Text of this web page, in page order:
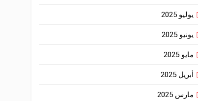
يوليو 2025
يونيو 2025
مايو 2025
أبريل 2025
مارس 2025